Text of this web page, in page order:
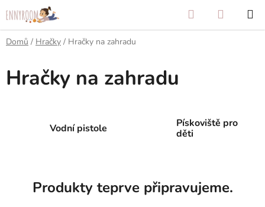
na
obsah
Hledat
KOŠÍK
Domů / Hračky / Hračky na zahradu
Hračky na zahradu
Vodní pistole
Pískoviště pro
děti
Produkty teprve připravujeme.